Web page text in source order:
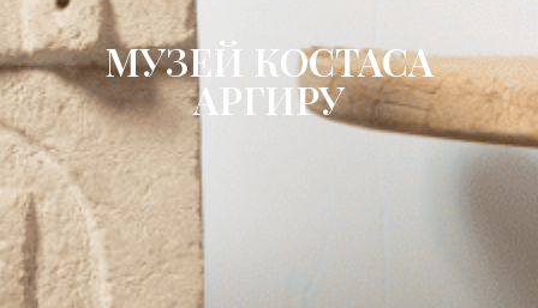
МУЗЕЙ КОСТАСА
АРГИРУ